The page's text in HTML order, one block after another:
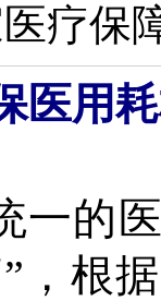
疗保
医用
一的
，根